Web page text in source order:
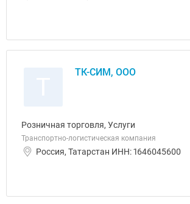
ТК-СИМ, ООО
Розничная торговля, Услуги
Транспортно-логистическая компания
Россия, Татарстан ИНН: 1646045600